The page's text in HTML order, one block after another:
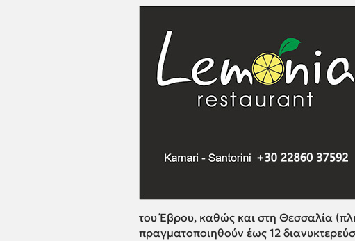
του Έβρου, καθώς και στη Θεσσαλία
πραγματοποιηθούν έως 12